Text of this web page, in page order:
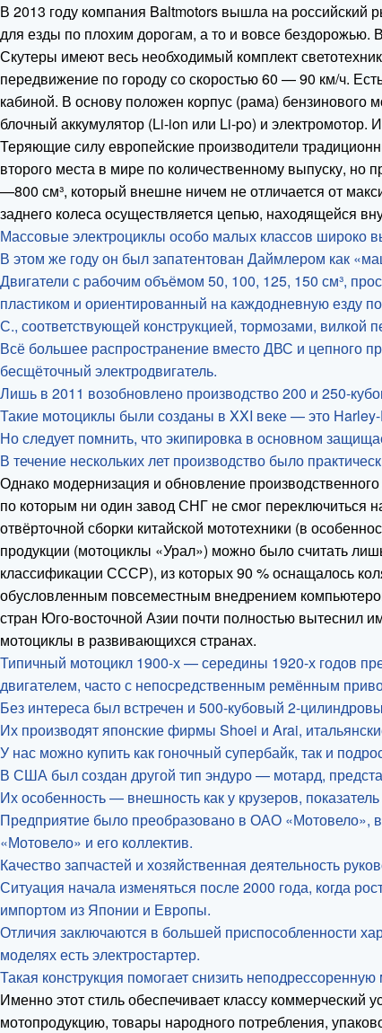
В 2013 году компания Baltmotors вышла на российский
для езды по плохим дорогам, а то и вовсе бездорожью.
Скутеры имеют весь необходимый комплект
передвижение по городу со скоростью 60 — 90 км/ч.
кабиной. В основу положен корпус (рама) бензинового
блочный аккумулятор (Li-ion или Li-po) и электромотор.
Теряющие силу европейские производители
второго места в мире по количественному выпуску, но
—800 см³, который внешне ничем не отличается от
заднего колеса осуществляется цепью, находящейся
Массовые электроциклы особо малых классов широко
В этом же году он был запатентован Даймлером как
Двигатели с рабочим объёмом 50, 100, 125, 150 см³,
пластиком и ориентированный на каждодневную езду
С., соответствующей конструкцией, тормозами, вилкой
Всё большее распространение вместо ДВС и цепного
бесщёточный электродвигатель.
Лишь в 2011 возобновлено производство 200 и 250-
Такие мотоциклы были созданы в XXI веке — это
Но следует помнить, что экипировка в основном
В течение нескольких лет производство было
Однако модернизация и обновление
по которым ни один завод СНГ не смог переключиться
отвёрточной сборки китайской мототехники (в
продукции (мотоциклы «Урал») можно было считать
классификации СССР), из которых 90 % оснащалось
обусловленным повсеместным внедрением
стран Юго-восточной Азии почти полностью вытеснил
мотоциклы в развивающихся странах.
Типичный мотоцикл 1900-х — середины 1920-х годов
двигателем, часто с непосредственным ремённым
Без интереса был встречен и 500-кубовый 2-
Их производят японские фирмы Shoei и Arai,
У нас можно купить как гоночный супербайк, так и
В США был создан другой тип эндуро — мотард,
Их особенность — внешность как у крузеров,
Предприятие было преобразовано в ОАО «Мотовело», в
«Мотовело» и его коллектив.
Качество запчастей и хозяйственная деятельность
Ситуация начала изменяться после 2000 года, когда
импортом из Японии и Европы.
Отличия заключаются в большей приспособленности
моделях есть электростартер.
Такая конструкция помогает снизить
Именно этот стиль обеспечивает классу
мотопродукцию, товары народного потребления,